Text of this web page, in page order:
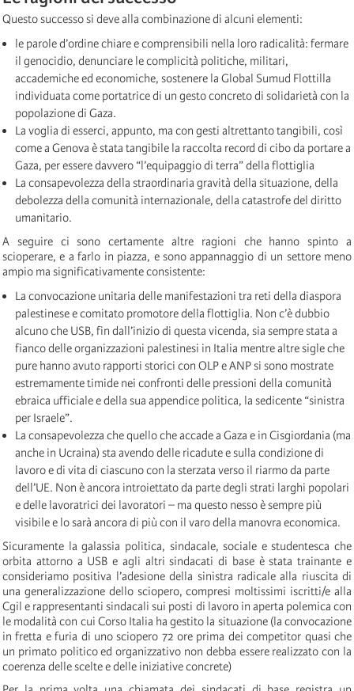
Questo successo si deve alla combinazione di alcuni elementi:
le parole d’ordine chiare e comprensibili nella loro radicalità: fermare
il genocidio, denunciare le complicità politiche, militari,
accademiche ed economiche, sostenere la Global Sumud Flottilla
individuata come portatrice di un gesto concreto di solidarietà con la
popolazione di Gaza.
La voglia di esserci, appunto, ma con gesti altrettanto tangibili, così
come a Genova è stata tangibile la raccolta record di cibo da portare a
Gaza, per essere davvero “l’equipaggio di terra” della flottiglia
La consapevolezza della straordinaria gravità della situazione, della
debolezza della comunità internazionale, della catastrofe del diritto
umanitario.
A seguire ci sono certamente altre ragioni che hanno spinto a
scioperare, e a farlo in piazza, e sono appannaggio di un settore meno
ampio ma significativamente consistente:
La convocazione unitaria delle manifestazioni tra reti della diaspora
palestinese e comitato promotore della flottiglia. Non c’è dubbio
alcuno che USB, fin dall’inizio di questa vicenda, sia sempre stata a
fianco delle organizzazioni palestinesi in Italia mentre altre sigle che
pure hanno avuto rapporti storici con OLP e ANP si sono mostrate
estremamente timide nei confronti delle pressioni della comunità
ebraica ufficiale e della sua appendice politica, la sedicente “sinistra
per Israele”.
La consapevolezza che quello che accade a Gaza e in Cisgiordania (ma
anche in Ucraina) sta avendo delle ricadute e sulla condizione di
lavoro e di vita di ciascuno con la sterzata verso il riarmo da parte
dell’UE. Non è ancora introiettato da parte degli strati larghi popolari
e delle lavoratrici dei lavoratori – ma questo nesso è sempre più
visibile e lo sarà ancora di più con il varo della manovra economica.
Sicuramente la galassia politica, sindacale, sociale e studentesca che
orbita attorno a USB e agli altri sindacati di base è stata trainante e
consideriamo positiva l’adesione della sinistra radicale alla riuscita di
una generalizzazione dello sciopero, compresi moltissimi iscritti/e alla
Cgil e rappresentanti sindacali sui posti di lavoro in aperta polemica con
le modalità con cui Corso Italia ha gestito la situazione (la convocazione
in fretta e furia di uno sciopero 72 ore prima dei competitor quasi che
un primato politico ed organizzativo non debba essere realizzato con la
coerenza delle scelte e delle iniziative concrete)